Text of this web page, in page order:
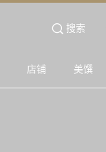
搜索
店铺 美馔